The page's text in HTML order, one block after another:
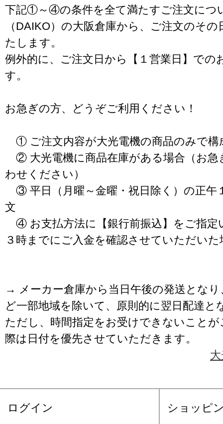
下記①～④の条件を全て満たすご注文につ
（DAIKO）の大阪倉庫から、ご注文のそ
たします。
例外的に、ご注文日から【１営業日】での
す。
お急ぎの方、どうぞご利用ください！
① ご注文内容が大光電機の商品のみで構
② 大光電機に商品在庫がある場合（お急
わせください）
③ 平日（月曜～金曜・祝日除く）の正午
文
④ お支払方法に【銀行前振込】をご指定
３時までにご入金を確認させていただいた
→ メーカー倉庫から当日午後の発送となり
ど一部地域を除いて、原則的に翌日配達と
ただし、時間指定をお受けできないこと
際は日付を優先させていただきます。
ログイン ショッピ